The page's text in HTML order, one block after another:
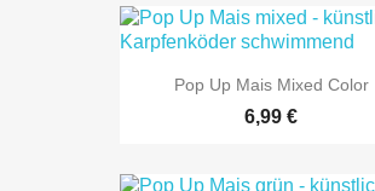
Pop Up Mais Mixed Color
6,99 €